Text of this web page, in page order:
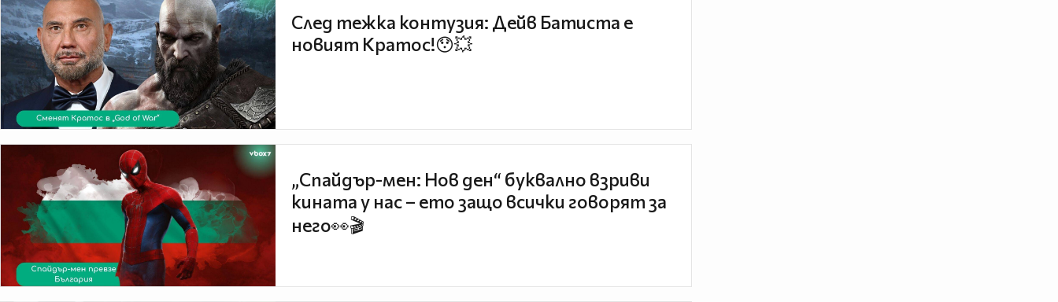
След тежка контузия: Дейв Батиста е
новият Кратос!😯💥
„Спайдър-мен: Нов ден“ буквално взриви
кината у нас – ето защо всички говорят за
него👀🎬